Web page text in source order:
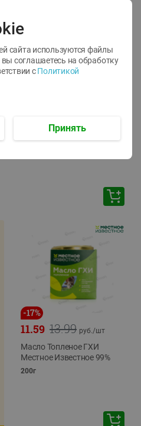
ТОФУ Vegetus ТВЕРДЫЙ
-17%
13.99
11.59 руб./шт
Масло Топленое ГХИ
Местное Известное 99%
200г
сайта используются файлы
соглашаетесь на обработку
с Политикой
Принять